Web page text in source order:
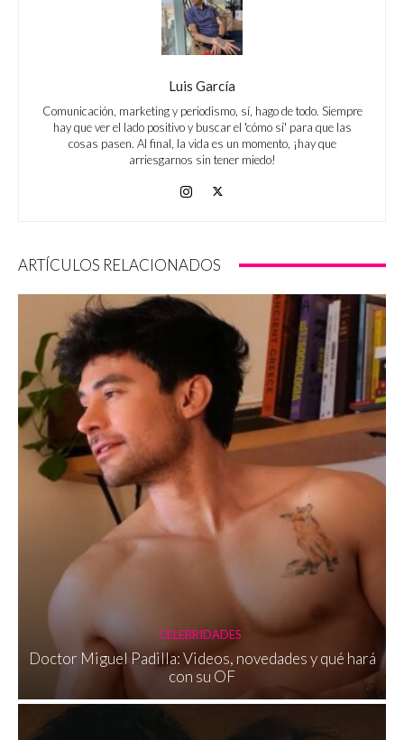
Luis García
Comunicación, marketing y periodismo, sí, hago de todo. Siempre
hay que ver el lado positivo y buscar el 'cómo sí' para que las
cosas pasen. Al final, la vida es un momento, ¡hay que
arriesgarnos sin tener miedo!
ARTÍCULOS RELACIONADOS
CELEBRIDADES
Doctor Miguel Padilla: Videos, novedades y qué hará
con su OF